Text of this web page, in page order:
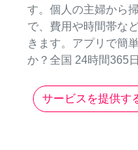
す。個人の主婦から
で、費用や時間帯な
きます。アプリで簡
か？全国 24時間365
サービスを提供す